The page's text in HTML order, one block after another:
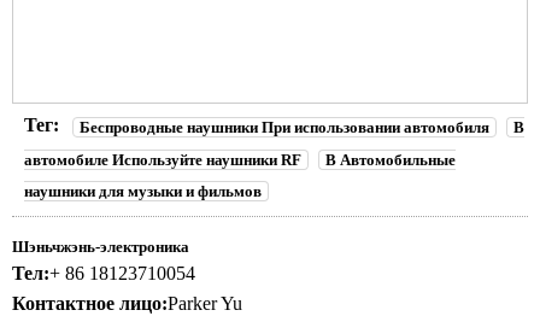
Тег: Беспроводные наушники При использовании автомобиля
В
автомобиле Используйте наушники RF
В Автомобильные
наушники для музыки и фильмов
Шэньчжэнь-электроника
Тел:+ 86 18123710054
Контактное лицо:Parker Yu